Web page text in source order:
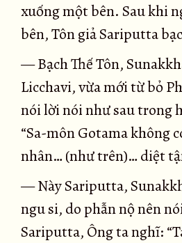
xuống một bên. Sau khi
bên, Tôn giả Sariputta
— Bạch Thế Tôn,
Licchavi, vừa mới từ bỏ
nói lời nói như sau trong
“Sa-môn Gotama không
nhân… (như trên)… diệt
— Này Sariputta,
ngu si, do phẫn nộ nên
Sariputta, Ông ta nghĩ: